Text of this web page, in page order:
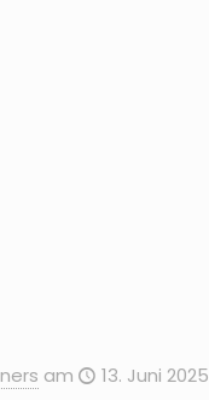
am 13. Juni 2025